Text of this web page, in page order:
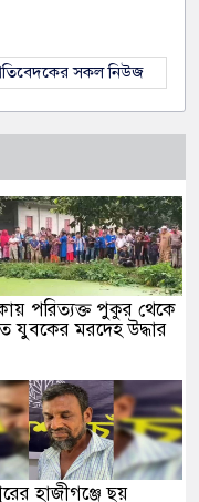
সকল নিউজ
পরিত্যক্ত পুকুর থেকে
যুবকের মরদেহ উদ্ধার
হাজীগঞ্জে ছয়